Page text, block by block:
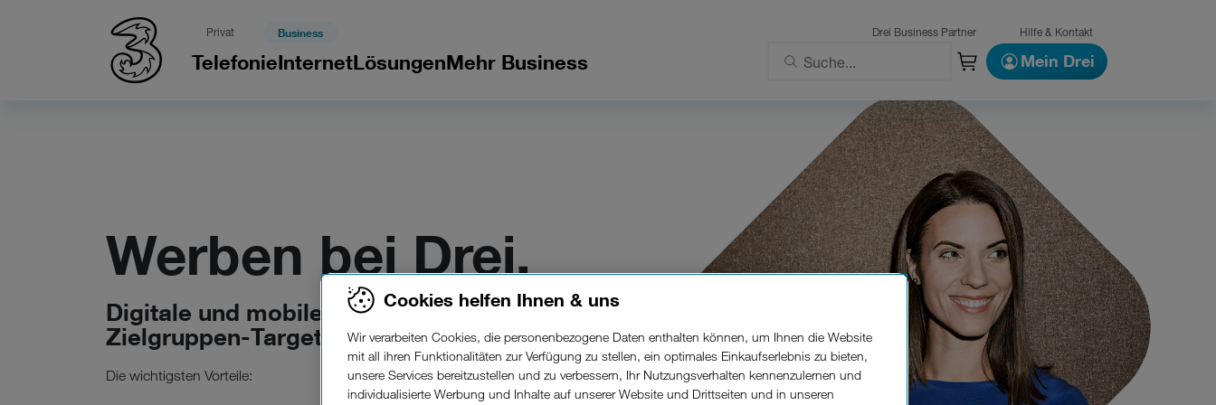
Privat Business Drei Business Partner Hilfe & Kontakt
TelefonieInternetLösungenMehr Business Mein Drei
Werben bei Drei.
Digitale und mobile Kampagnenmit
Zielgruppen-Targeting.
Die wichtigsten Vorteile:
Cookies helfen Ihnen & uns
Wir verarbeiten Cookies, die personenbezogene Daten enthalten können, um Ihnen die Website
mit all ihren Funktionalitäten zur Verfügung zu stellen, ein optimales Einkaufserlebnis zu bieten,
unsere Services bereitzustellen und zu verbessern, Ihr Nutzungsverhalten kennenzulernen und
individualisierte Werbung und Inhalte auf unserer Website und Drittseiten und in unseren